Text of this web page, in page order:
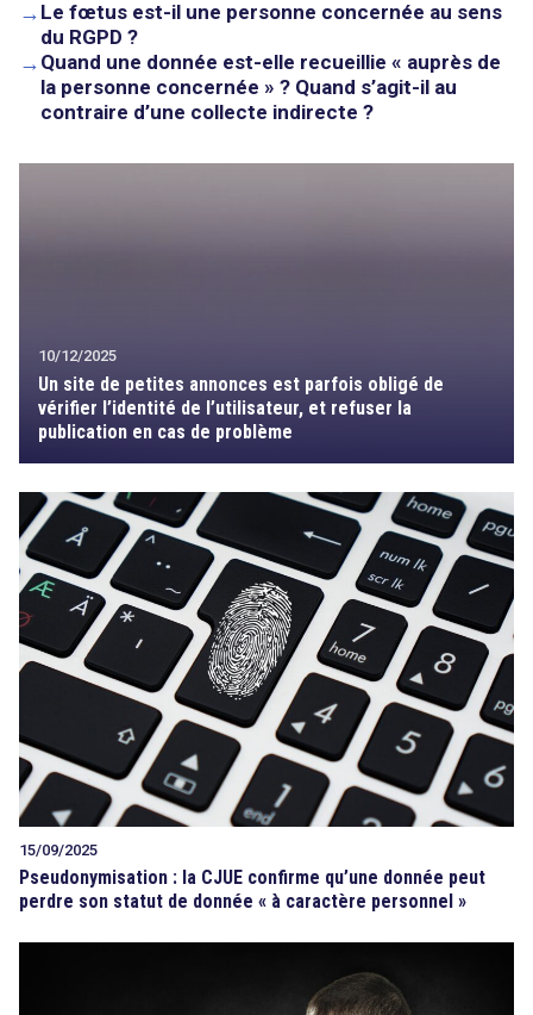
→ Le fœtus est-il une personne concernée au sens
du RGPD ?
→ Quand une donnée est-elle recueillie « auprès de
la personne concernée » ? Quand s’agit-il au
contraire d’une collecte indirecte ?
10/12/2025
Un site de petites annonces est parfois obligé de
vérifier l’identité de l’utilisateur, et refuser la
publication en cas de problème
15/09/2025
Pseudonymisation : la CJUE confirme qu’une donnée peut
perdre son statut de donnée « à caractère personnel »